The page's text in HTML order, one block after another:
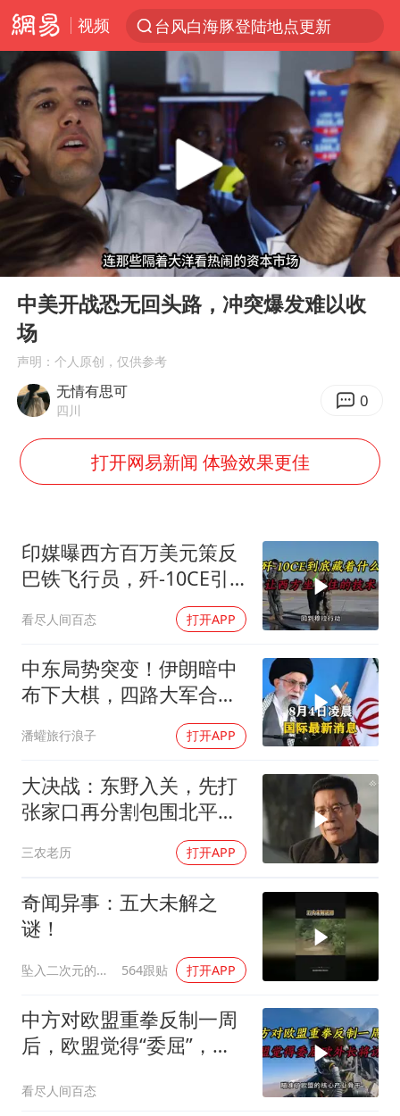
视频
台风白海豚登陆地点更新
以“新”破局 首发经济点亮城市消费活力
台风白海豚进入48小时警戒线
中方回应是否在太平洋海底开采稀土
台风白海豚影响中国已成定局
佛得角门将亮相智利俱乐部主场
看守所辅警收受10万获刑1年
多地要求领导干部带头休假
U17国足1分钟轰2球
哪吒汽车南宁工厂设备降价20%拍卖
五粮液渠道价一箱上涨近百元
法国下周开始禁止未经同意的电话营销
80后女柜员逆袭成4200亿银行副行长
女子利用漏洞0元薅走3000多件家电
24小时不关空调 电费会更低吗
奋进开新局 实干挑大梁
Play
00:00 05:05
中美开战恐无回头路，冲突爆发难以收
场
声明：个人原创，仅供参考
无情有思可
四川 0
打开网易新闻 体验效果更佳
印媒曝西方百万美元策反
巴铁飞行员，歼-10CE引
看尽人间百态 打开APP
中东局势突变！伊朗暗中
布下大棋，四路大军合
围，特朗普面临死局
潘蠸旅行浪子 打开APP
大决战：东野入关，先打
张家口再分割包围北平，
三农老历 打开APP
奇闻异事：五大未解之
谜！
坠入二次元的海洋 564跟贴 打开APP
中方对欧盟重拳反制一周
后，欧盟觉得“委屈”，欧
看尽人间百态